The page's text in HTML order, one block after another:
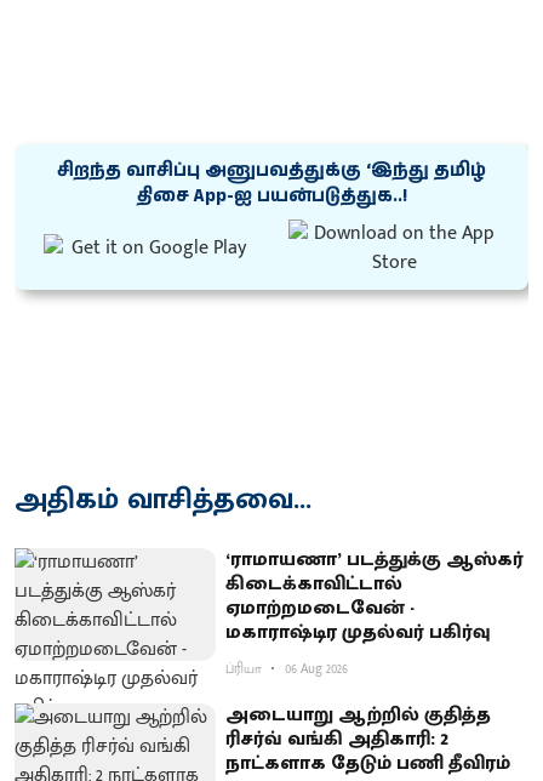
சிறந்த வாசிப்பு அனுபவத்துக்கு ‘இந்து தமிழ்
திசை App-ஐ பயன்படுத்துக..!
அதிகம் வாசித்தவை...
‘ராமாயணா’ படத்துக்கு ஆஸ்கர்
கிடைக்காவிட்டால்
ஏமாற்றமடைவேன் -
மகாராஷ்டிர முதல்வர் பகிர்வு
ப்ரியா 06 Aug 2026
அடையாறு ஆற்றில் குதித்த
ரிசர்வ் வங்கி அதிகாரி: 2
நாட்களாக தேடும் பணி தீவிரம்